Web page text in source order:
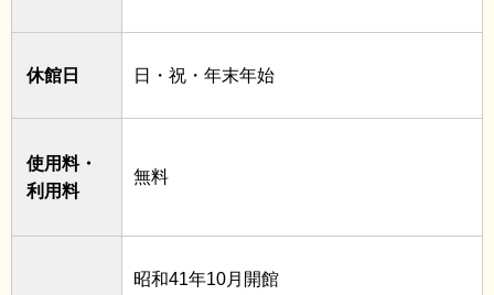
休館日 日・祝・年末年始
使用料・
利用料
無料
昭和41年10月開館